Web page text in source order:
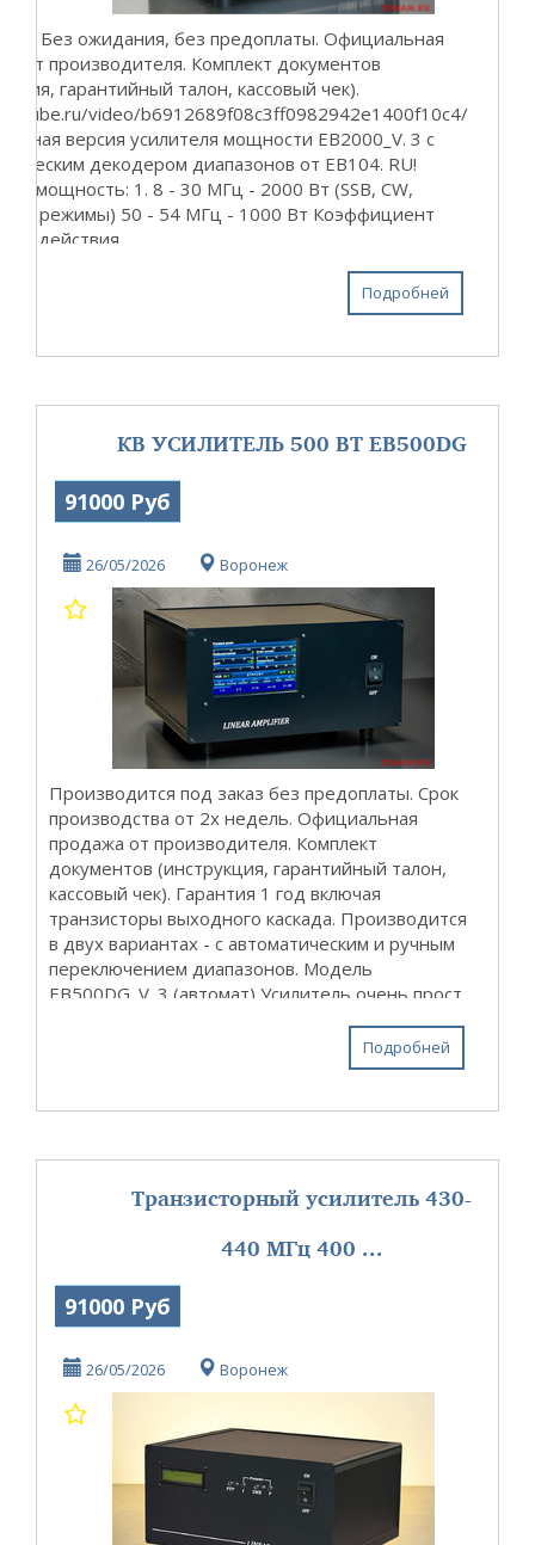
Без ожидания, без предоплаты. Официальная
от производителя. Комплект документов
гарантийный талон, кассовый чек).
video/b6912689f08c3ff0982942e1400f10c4/
версия усилителя мощности EB2000_V. 3 с
декодером диапазонов от EB104. RU!
мощность: 1. 8 - 30 МГц - 2000 Вт (SSB, CW,
режимы) 50 - 54 МГц - 1000 Вт Коэффициент
действия ...
Подробней
КВ УСИЛИТЕЛЬ 500 ВТ EB500DG
91000 Руб
26/05/2026 Воронеж
Производится под заказ без предоплаты. Срок
производства от 2х недель. Официальная
продажа от производителя. Комплект
документов (инструкция, гарантийный талон,
кассовый чек). Гарантия 1 год включая
транзисторы выходного каскада. Производится
в двух вариантах - с автоматическим и ручным
переключением диапазонов. Модель
EB500DG_V. 3 (автомат) Усилитель очень прост
Подробней
Транзисторный усилитель 430-
440 МГц 400 ...
91000 Руб
26/05/2026 Воронеж